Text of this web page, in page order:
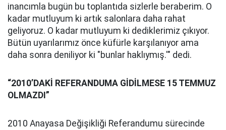
inancımla bugün bu toplantıda sizlerle beraberim. O
kadar mutluyum ki artık salonlara daha rahat
geliyoruz. O kadar mutluyum ki dediklerimiz çıkıyor.
Bütün uyarılarımız önce küfürle karşılanıyor ama
daha sonra deniliyor ki "bunlar haklıymış.'" dedi.
“2010’DAKİ REFERANDUMA GİDİLMESE 15 TEMMUZ
OLMAZDI”
2010 Anayasa Değişikliği Referandumu sürecinde